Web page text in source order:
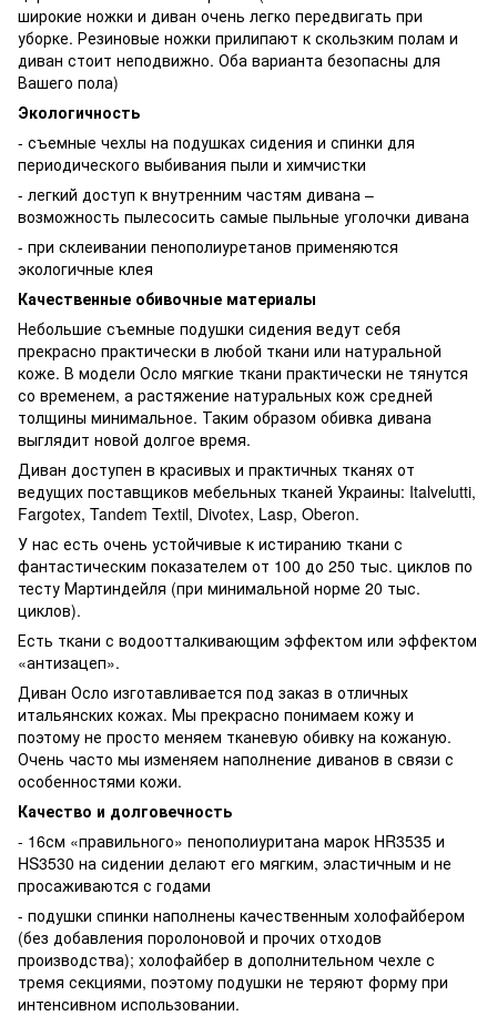
широкие ножки и диван очень легко передвигать при
уборке. Резиновые ножки прилипают к скользким полам и
диван стоит неподвижно. Оба варианта безопасны для
Вашего пола)
Экологичность
- съемные чехлы на подушках сидения и спинки для
периодического выбивания пыли и химчистки
- легкий доступ к внутренним частям дивана –
возможность пылесосить самые пыльные уголочки дивана
- при склеивании пенополиуретанов применяются
экологичные клея
Качественные обивочные материалы
Небольшие съемные подушки сидения ведут себя
прекрасно практически в любой ткани или натуральной
коже. В модели Осло мягкие ткани практически не тянутся
со временем, а растяжение натуральных кож средней
толщины минимальное. Таким образом обивка дивана
выглядит новой долгое время.
Диван доступен в красивых и практичных тканях от
ведущих поставщиков мебельных тканей Украины: Italvelutti,
Fargotex, Tandem Textil, Divotex, Lasp, Oberon.
У нас есть очень устойчивые к истиранию ткани с
фантастическим показателем от 100 до 250 тыс. циклов по
тесту Мартиндейля (при минимальной норме 20 тыс.
циклов).
Есть ткани с водоотталкивающим эффектом или эффектом
«антизацеп».
Диван Осло изготавливается под заказ в отличных
итальянских кожах. Мы прекрасно понимаем кожу и
поэтому не просто меняем тканевую обивку на кожаную.
Очень часто мы изменяем наполнение диванов в связи с
особенностями кожи.
Качество и долговечность
- 16см «правильного» пенополиуритана марок HR3535 и
HS3530 на сидении делают его мягким, эластичным и не
просаживаются с годами
- подушки спинки наполнены качественным холофайбером
(без добавления поролоновой и прочих отходов
производства); холофайбер в дополнительном чехле с
тремя секциями, поэтому подушки не теряют форму при
интенсивном использовании.